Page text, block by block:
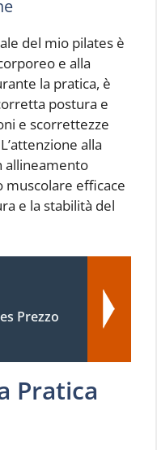
del mio pilates è
e alla
la pratica, è
postura e
e scorrettezze
alla
allineamento
muscolare efficace
e la stabilità del
Prezzo
Pratica